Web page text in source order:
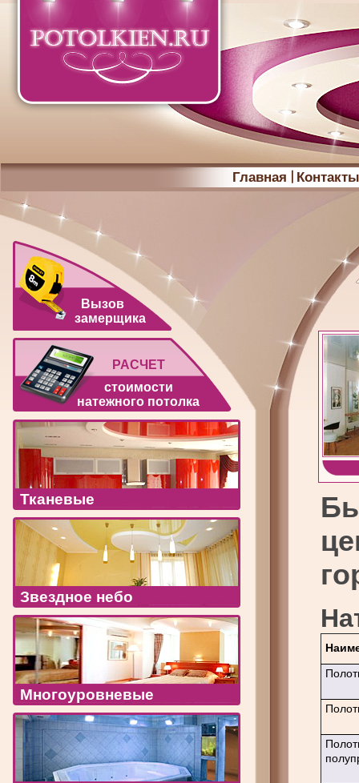
Главная Контакты
Вызов
замерщика
РАСЧЕТ
стоимости
натежного потолка
Тканевые
Звездное небо
Многоуровневые